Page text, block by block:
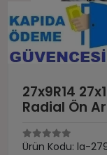
27x9R14
Radial Ön
Ürün Kodu: la-